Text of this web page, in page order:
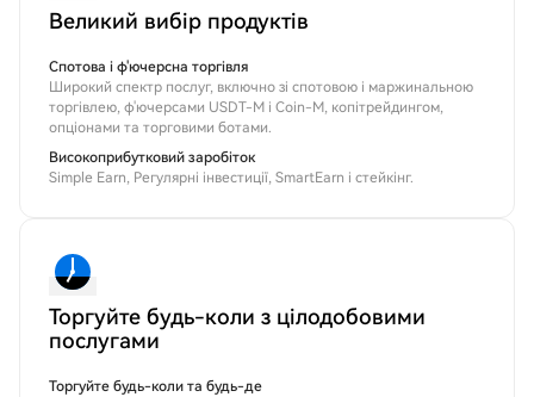
Великий вибір продуктів
Спотова і ф'ючерсна торгівля
Широкий спектр послуг, включно зі спотовою і маржинальною
торгівлею, ф'ючерсами USDT-M і Coin-M, копітрейдингом,
опціонами та торговими ботами.
Високоприбутковий заробіток
Simple Earn, Регулярні інвестиції, SmartEarn і стейкінг.
Торгуйте будь-коли з цілодобовими
послугами
Торгуйте будь-коли та будь-де